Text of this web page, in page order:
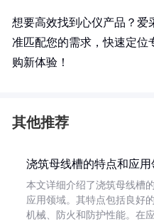
想要高效找到心仪产品？爱
准匹配您的需求，快速定位
购新体验！
其他推荐
浇筑母线槽的特点和应用
本文详细介绍了浇筑母线槽
应用领域。其特点包括良好的
机械、防火和防护性能。在